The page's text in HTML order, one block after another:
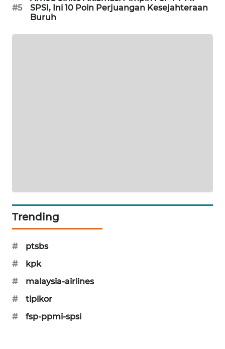
#5
SPSI, Ini 10 Poin Perjuangan Kesejahteraan
Buruh
Trending
#
ptsbs
#
kpk
#
malaysia-airlines
#
tipikor
#
fsp-ppmi-spsi
NEWS
METRO
NEWS
METRO
JAKARTA
KRT